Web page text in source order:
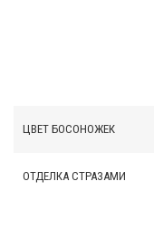
ЦВЕТ БОСОНОЖЕК
ОТДЕЛКА СТРАЗАМИ